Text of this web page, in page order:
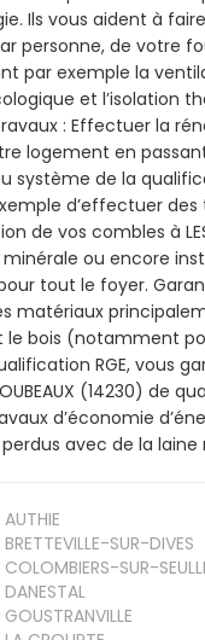
Ils vous aident à
personne, de votre
par exemple la
et l’isolation
: Effectuer la
logement en
système de la
d’effectuer des
de vos combles à
ou encore
tout le foyer.
matériaux
le bois (notamment
RGE, vous
(14230) de
d’économie
avec de la laine
AUTHIE
BRETTEVILLE-SUR-DIVES
COLOMBIERS-SUR-
DANESTAL
GOUSTRANVILLE